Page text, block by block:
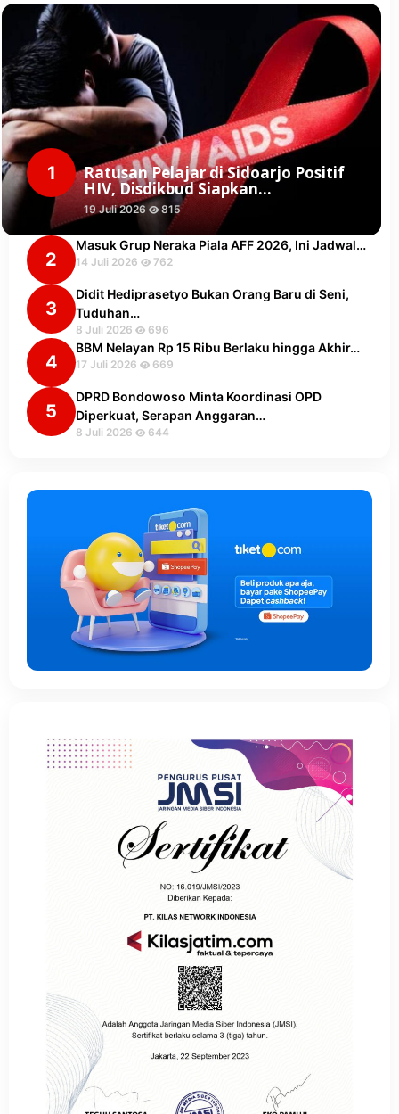
1 Ratusan Pelajar di Sidoarjo Positif
HIV, Disdikbud Siapkan…
19 Juli 2026 815
2
Masuk Grup Neraka Piala AFF 2026, Ini Jadwal…
14 Juli 2026 762
3
Didit Hediprasetyo Bukan Orang Baru di Seni,
Tuduhan…
8 Juli 2026 696
4
BBM Nelayan Rp 15 Ribu Berlaku hingga Akhir…
17 Juli 2026 669
5
DPRD Bondowoso Minta Koordinasi OPD
Diperkuat, Serapan Anggaran…
8 Juli 2026 644